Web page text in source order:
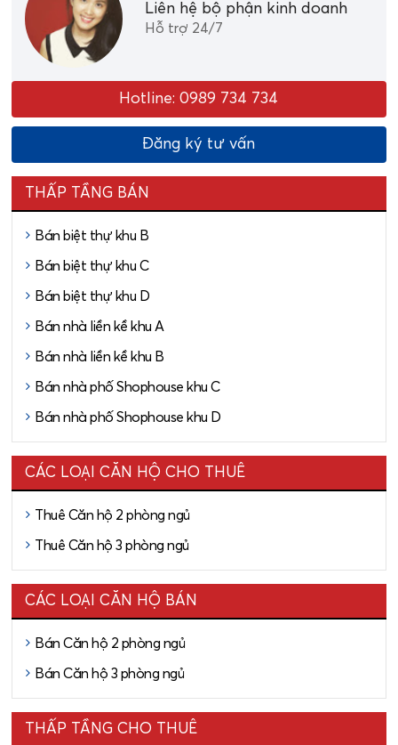
Liên hệ bộ phận kinh doanh
Hỗ trợ 24/7
Hotline: 0989 734 734
Đăng ký tư vấn
THẤP TẦNG BÁN
Bán biệt thự khu B
Bán biệt thự khu C
Bán biệt thự khu D
Bán nhà liền kề khu A
Bán nhà liền kề khu B
Bán nhà phố Shophouse khu C
Bán nhà phố Shophouse khu D
CÁC LOẠI CĂN HỘ CHO THUÊ
Thuê Căn hộ 2 phòng ngủ
Thuê Căn hộ 3 phòng ngủ
CÁC LOẠI CĂN HỘ BÁN
Bán Căn hộ 2 phòng ngủ
Bán Căn hộ 3 phòng ngủ
THẤP TẦNG CHO THUÊ